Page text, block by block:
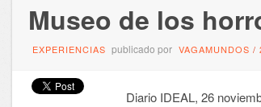
Museo de los
EXPERIENCIAS publicado por VAGAMUNDOS /
Diario IDEAL, 26